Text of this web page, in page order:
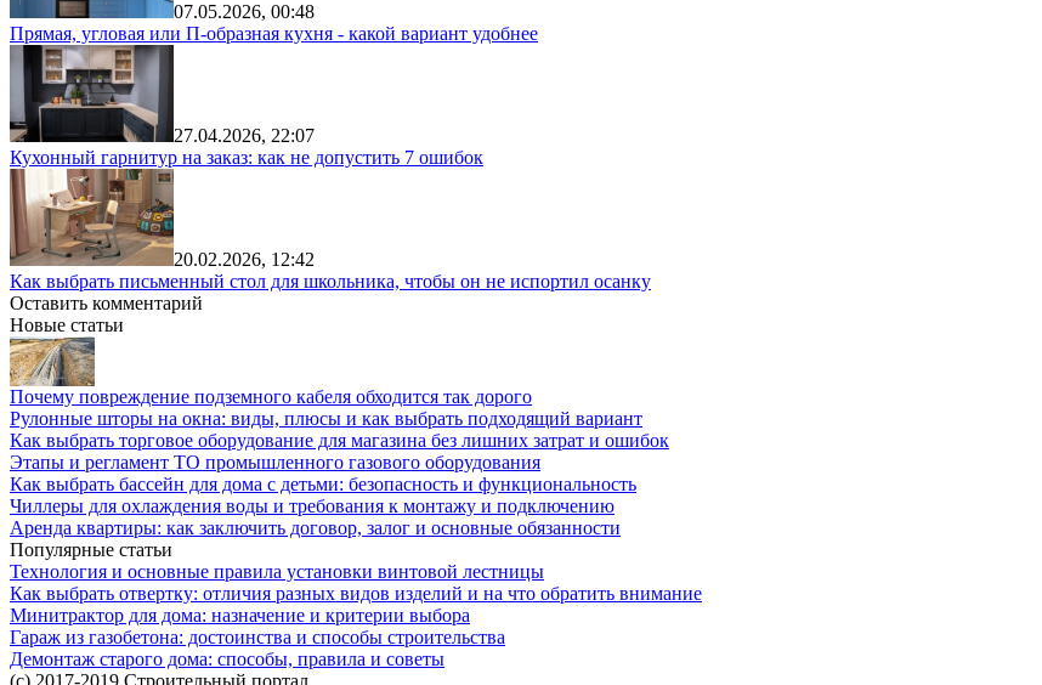
07.05.2026, 00:48
Прямая, угловая или П-образная кухня - какой вариант удобнее
27.04.2026, 22:07
Кухонный гарнитур на заказ: как не допустить 7 ошибок
20.02.2026, 12:42
Как выбрать письменный стол для школьника, чтобы он не испортил осанку
Оставить комментарий
Новые статьи
Почему повреждение подземного кабеля обходится так дорого
Рулонные шторы на окна: виды, плюсы и как выбрать подходящий вариант
Как выбрать торговое оборудование для магазина без лишних затрат и ошибок
Этапы и регламент ТО промышленного газового оборудования
Как выбрать бассейн для дома с детьми: безопасность и функциональность
Чиллеры для охлаждения воды и требования к монтажу и подключению
Аренда квартиры: как заключить договор, залог и основные обязанности
Популярные статьи
Технология и основные правила установки винтовой лестницы
Как выбрать отвертку: отличия разных видов изделий и на что обратить внимание
Минитрактор для дома: назначение и критерии выбора
Гараж из газобетона: достоинства и способы строительства
Демонтаж старого дома: способы, правила и советы